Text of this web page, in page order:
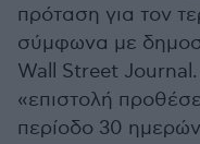
πρόταση για τον
σύμφωνα με
Wall Street
«επιστολή
περίοδο 30